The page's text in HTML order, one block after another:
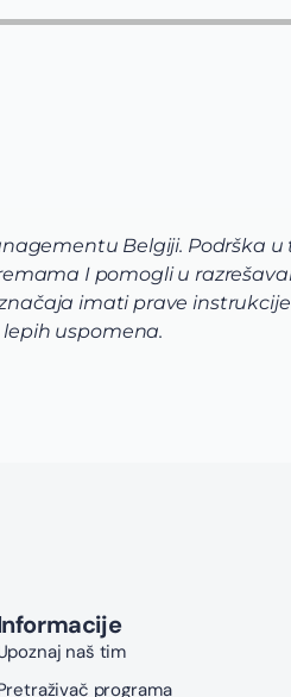
Belgiji. Podrška
I pomogli u
imati prave
lepih uspomena.
naš tim
programa